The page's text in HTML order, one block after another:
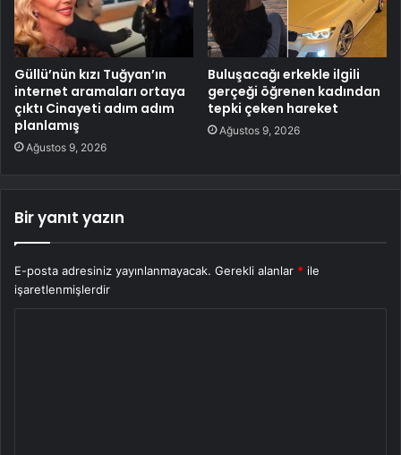
Güllü’nün kızı Tuğyan’ın
internet aramaları ortaya
çıktı Cinayeti adım adım
planlamış
Ağustos 9, 2026
Buluşacağı erkekle ilgili
gerçeği öğrenen kadından
tepki çeken hareket
Ağustos 9, 2026
Bir yanıt yazın
E-posta adresiniz yayınlanmayacak. Gerekli alanlar * ile
işaretlenmişlerdir